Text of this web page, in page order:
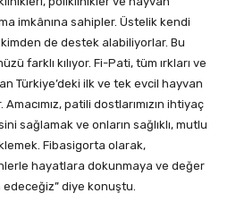
imkânına sahipler. Üstelik kendi
de destek alabiliyorlar. Bu
farklı kılıyor. Fi-Pati, tüm ırkları ve
Türkiye’deki ilk ve tek evcil hayvan
patili dostlarımızın ihtiyaç
sağlamak ve onların sağlıklı, mutlu
Fibasigorta olarak,
hayatlara dokunmaya ve değer
edeceğiz” diye konuştu.